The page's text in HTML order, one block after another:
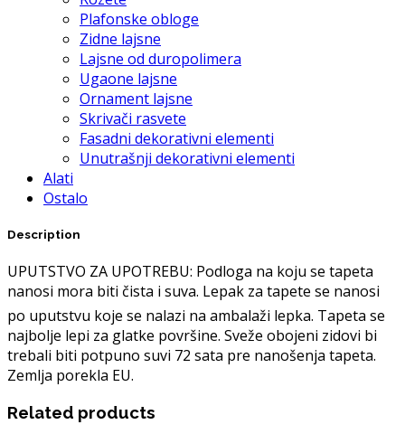
Plafonske obloge
Zidne lajsne
Lajsne od duropolimera
Ugaone lajsne
Ornament lajsne
Skrivači rasvete
Fasadni dekorativni elementi
Unutrašnji dekorativni elementi
Alati
Ostalo
Description
UPUTSTVO ZA UPOTREBU: Podloga na koju se tapeta
nanosi mora biti čista i suva. Lepak za tapete se nanosi
po uputstvu koje se nalazi na ambalaži lepka. Tapeta se
najbolje lepi za glatke površine. Sveže obojeni zidovi bi
trebali biti potpuno suvi 72 sata pre nanošenja tapeta.
Zemlja porekla EU.
Related products